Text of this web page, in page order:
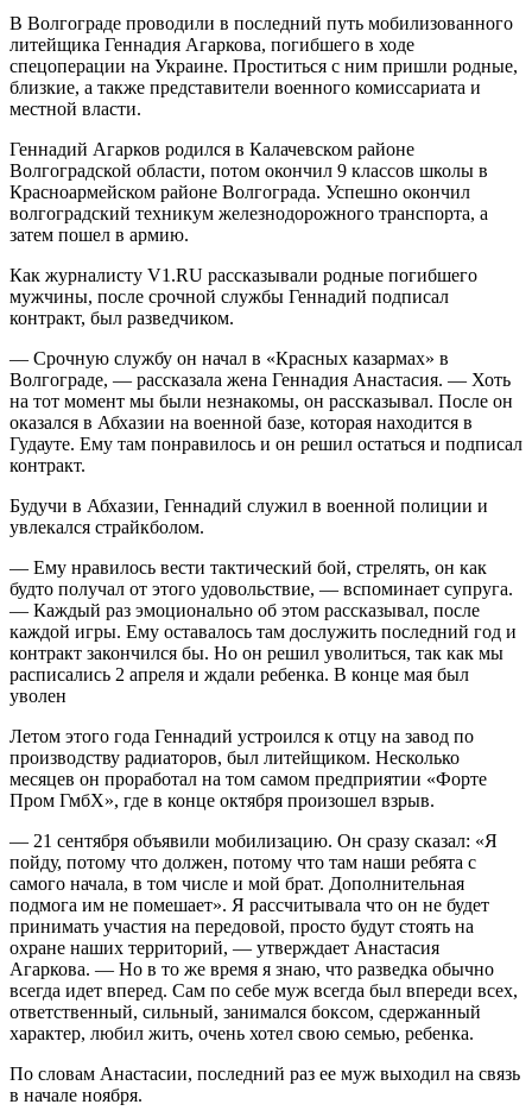
В Волгограде проводили в последний путь мобилизованного
литейщика Геннадия Агаркова, погибшего в ходе
спецоперации на Украине. Проститься с ним пришли родные,
близкие, а также представители военного комиссариата и
местной власти.
Геннадий Агарков родился в Калачевском районе
Волгоградской области, потом окончил 9 классов школы в
Красноармейском районе Волгограда. Успешно окончил
волгоградский техникум железнодорожного транспорта, а
затем пошел в армию.
Как журналисту V1.RU рассказывали родные погибшего
мужчины, после срочной службы Геннадий подписал
контракт, был разведчиком.
— Срочную службу он начал в «Красных казармах» в
Волгограде, — рассказала жена Геннадия Анастасия. — Хоть
на тот момент мы были незнакомы, он рассказывал. После он
оказался в Абхазии на военной базе, которая находится в
Гудауте. Ему там понравилось и он решил остаться и подписал
контракт.
Будучи в Абхазии, Геннадий служил в военной полиции и
увлекался страйкболом.
— Ему нравилось вести тактический бой, стрелять, он как
будто получал от этого удовольствие, — вспоминает супруга.
— Каждый раз эмоционально об этом рассказывал, после
каждой игры. Ему оставалось там дослужить последний год и
контракт закончился бы. Но он решил уволиться, так как мы
расписались 2 апреля и ждали ребенка. В конце мая был
уволен
Летом этого года Геннадий устроился к отцу на завод по
производству радиаторов, был литейщиком. Несколько
месяцев он проработал на том самом предприятии «Форте
Пром ГмбХ», где в конце октября произошел взрыв.
— 21 сентября объявили мобилизацию. Он сразу сказал: «Я
пойду, потому что должен, потому что там наши ребята с
самого начала, в том числе и мой брат. Дополнительная
подмога им не помешает». Я рассчитывала что он не будет
принимать участия на передовой, просто будут стоять на
охране наших территорий, — утверждает Анастасия
Агаркова. — Но в то же время я знаю, что разведка обычно
всегда идет вперед. Сам по себе муж всегда был впереди всех,
ответственный, сильный, занимался боксом, сдержанный
характер, любил жить, очень хотел свою семью, ребенка.
По словам Анастасии, последний раз ее муж выходил на связь
в начале ноября.